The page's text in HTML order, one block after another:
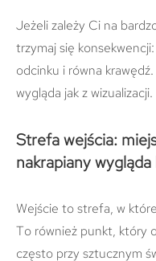
Jeżeli zależy Ci na
trzymaj się
odcinku i równa
wygląda jak z wizualizacji.
Strefa wejścia:
nakrapiany
Wejście to strefa, w
To również punkt, który
często przy sztucznym